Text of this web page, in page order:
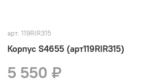
арт. 119RIR315
Корпус S4655 (арт119RIR315)
5 550 ₽